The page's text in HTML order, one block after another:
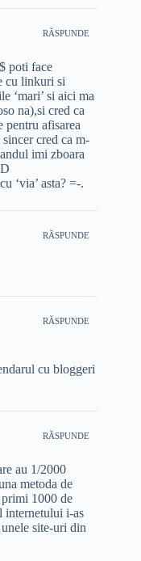
RĂSPUNDE
poti face
cu linkuri si
‘mari’ si aici ma
na),si cred ca
pentru afisarea
cred ca m-
imi zboara
‘via’ asta? =-.
RĂSPUNDE
RĂSPUNDE
cu bloggeri
RĂSPUNDE
au 1/2000
metoda de
primi 1000 de
internetului i-as
site-uri din